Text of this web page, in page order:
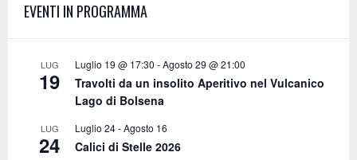
o
EVENTI IN PROGRAMMA
LUG
19
Luglio 19 @ 17:30 -Agosto 29 @ 21:00
Travolti da un insolito Aperitivo nel Vulcanico
Lago di Bolsena
LUG
24
Luglio 24-Agosto 16
Calici di Stelle 2026